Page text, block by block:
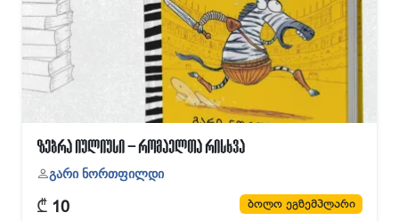
ზებრა იულიუსი – რომაელთა რისხვა
გარი ნორთფილდი
₾ 10 ბოლო ეგზემპლარი